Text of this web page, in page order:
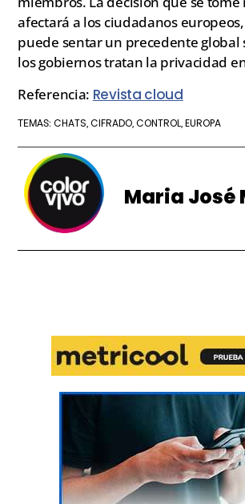
afectará a los ciudadanos
puede sentar un precedente global
los gobiernos tratan la privacidad
Referencia: Revista cloud
TEMAS:CHATS,CIFRADO,CONTROL, EUROPA
Maria José